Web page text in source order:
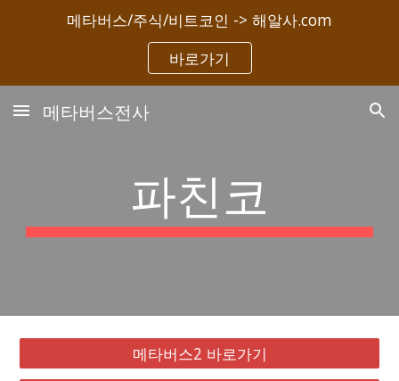
Skip to main content Skip to navigation
메타버스/주식/비트코인 -> 해알사.com
바로가기
메타버스전사
파친코
메타버스2 바로가기